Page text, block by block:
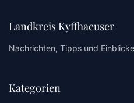
Landkreis Kyffhaeuser
Nachrichten, Tipps und Einblicke
Kategorien